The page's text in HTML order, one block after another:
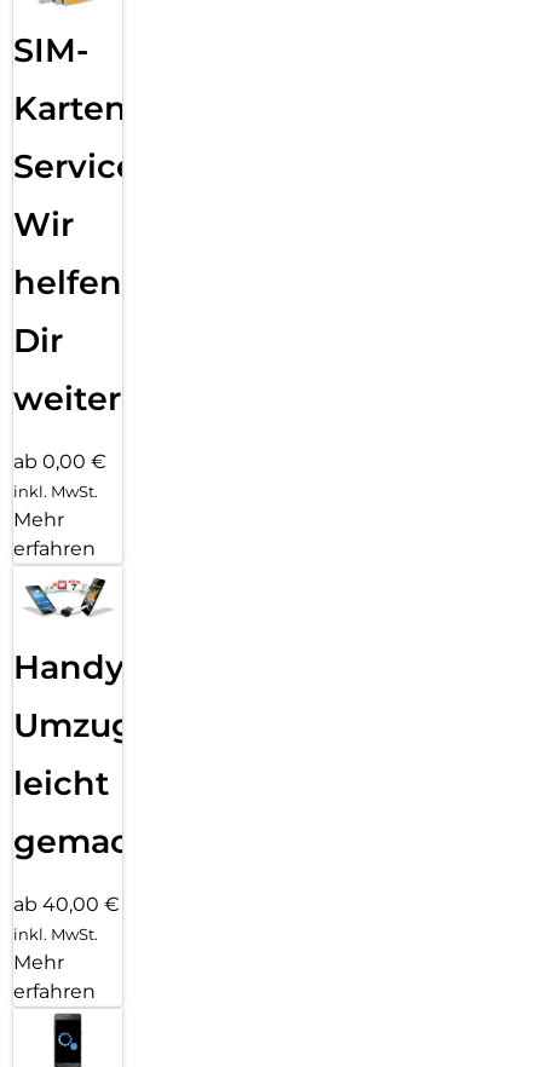
SIM-
Karten
Service:
Wir
helfen
Dir
weiter
ab 0,00 €
inkl. MwSt.
Mehr
erfahren
Handy
Umzug
leicht
gemacht!
ab 40,00 €
inkl. MwSt.
Mehr
erfahren